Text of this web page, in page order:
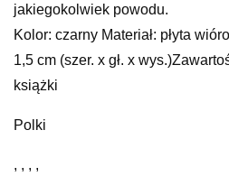
jakiegokolwiek powodu.
Kolor: czarny Materiał: płyta
1,5 cm (szer. x gł. x
książki
Polki
, , , ,